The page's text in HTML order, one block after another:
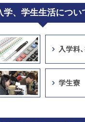
学、学生生活につい